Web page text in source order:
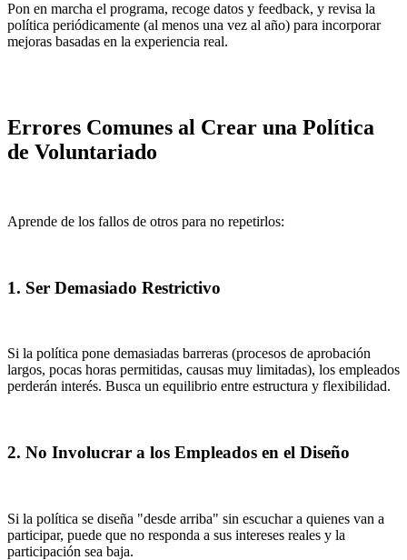
Pon en marcha el programa, recoge datos y feedback, y revisa la
política periódicamente (al menos una vez al año) para incorporar
mejoras basadas en la experiencia real.
Errores Comunes al Crear una Política
de Voluntariado
Aprende de los fallos de otros para no repetirlos:
1. Ser Demasiado Restrictivo
Si la política pone demasiadas barreras (procesos de aprobación
largos, pocas horas permitidas, causas muy limitadas), los empleados
perderán interés. Busca un equilibrio entre estructura y flexibilidad.
2. No Involucrar a los Empleados en el Diseño
Si la política se diseña "desde arriba" sin escuchar a quienes van a
participar, puede que no responda a sus intereses reales y la
participación sea baja.